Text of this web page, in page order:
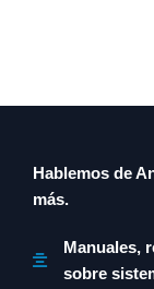
Hablemos de
más.
Manuales,
sobre